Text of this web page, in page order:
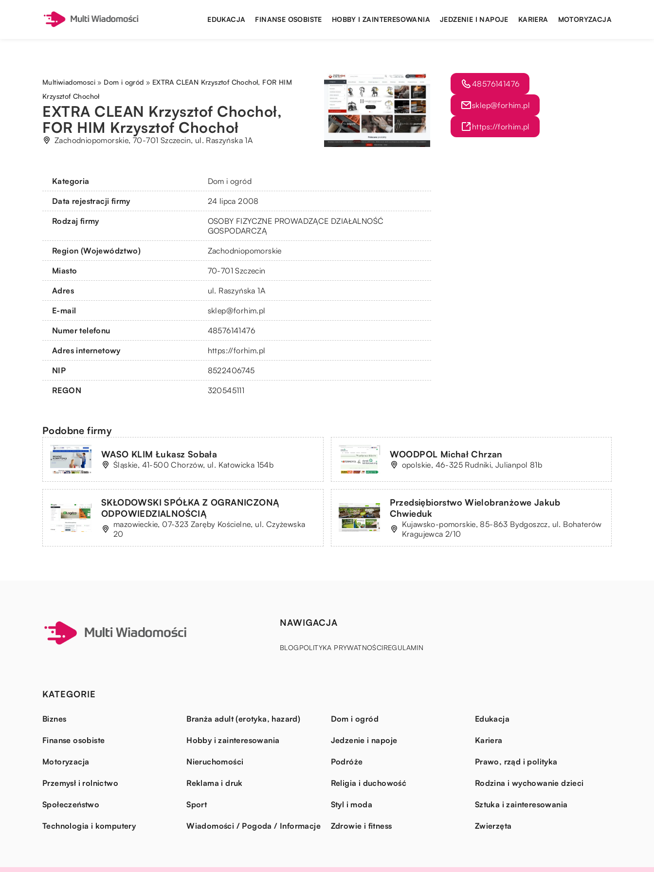
EDUKACJA FINANSE OSOBISTE HOBBY I ZAINTERESOWANIA JEDZENIE I NAPOJE KARIERA MOTORYZACJA
Multiwiadomosci » Dom i ogród » EXTRA CLEAN Krzysztof Chochoł, FOR HIM
Krzysztof Chochoł
EXTRA CLEAN Krzysztof Chochoł,
FOR HIM Krzysztof Chochoł
Zachodniopomorskie, 70-701 Szczecin, ul. Raszyńska 1A
Kategoria Dom i ogród
Data rejestracji firmy 24 lipca 2008
Rodzaj firmy
OSOBY FIZYCZNE PROWADZĄCE DZIAŁALNOŚĆ
GOSPODARCZĄ
Region (Województwo) Zachodniopomorskie
Miasto 70-701 Szczecin
Adres ul. Raszyńska 1A
E-mail sklep@forhim.pl
Numer telefonu 48576141476
Adres internetowy https://forhim.pl
NIP 8522406745
REGON 320545111
48576141476
sklep@forhim.pl
https://forhim.pl
Podobne firmy
WASO KLIM Łukasz Sobała
Śląskie, 41-500 Chorzów, ul. Katowicka 154b
WOODPOL Michał Chrzan
opolskie, 46-325 Rudniki, Julianpol 81b
SKŁODOWSKI SPÓŁKA Z OGRANICZONĄ
ODPOWIEDZIALNOŚCIĄ
mazowieckie, 07-323 Zaręby Kościelne, ul. Czyżewska
20
Przedsiębiorstwo Wielobranżowe Jakub
Chwieduk
Kujawsko-pomorskie, 85-863 Bydgoszcz, ul. Bohaterów
Kragujewca 2/10
NAWIGACJA
BLOGPOLITYKA PRYWATNOŚCIREGULAMIN
KATEGORIE
Biznes Branża adult (erotyka, hazard) Dom i ogród Edukacja
Finanse osobiste Hobby i zainteresowania Jedzenie i napoje Kariera
Motoryzacja Nieruchomości Podróże Prawo, rząd i polityka
Przemysł i rolnictwo Reklama i druk Religia i duchowość Rodzina i wychowanie dzieci
Społeczeństwo Sport Styl i moda Sztuka i zainteresowania
Technologia i komputery Wiadomości / Pogoda / Informacje Zdrowie i fitness Zwierzęta